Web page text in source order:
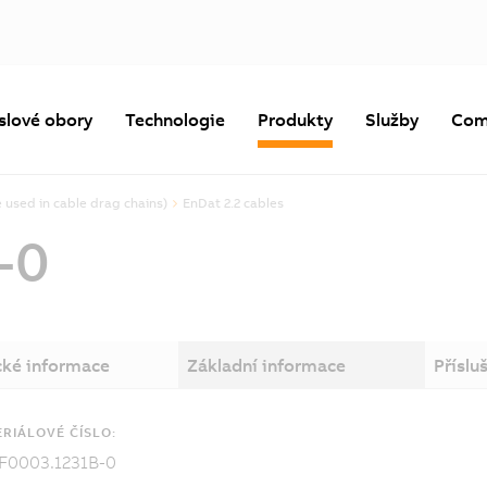
obory Technologie Produkty Služby
used in cable drag chains) EnDat 2.2 cables
0
informace Základní informace
ČÍSLO:
0